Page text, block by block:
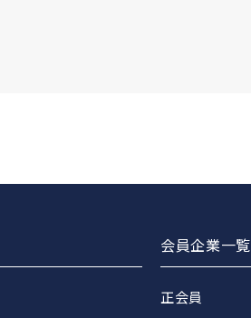
会員企業一覧
正会員